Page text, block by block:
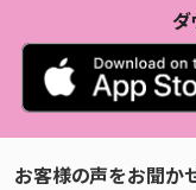
ダ
お客様の声をお聞か